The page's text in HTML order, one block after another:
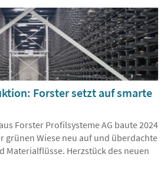
Forster setzt auf smarte
Forster Profilsysteme AG baute 2024
Wiese neu auf und überdachte
Materialflüsse. Herzstück des neuen